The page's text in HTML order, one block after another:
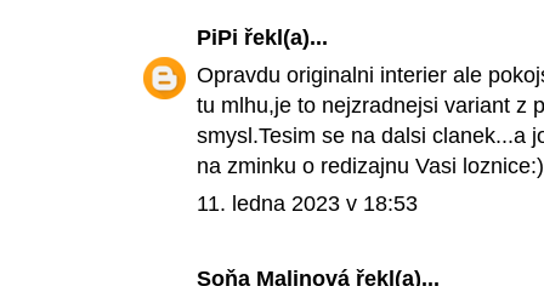
PiPi řekl(a)...
Opravdu originalni interier ale
tu mlhu,je to nejzradnejsi variant z
smysl.Tesim se na dalsi clanek...a
na zminku o redizajnu Vasi
11. ledna 2023 v 18:53
Soňa Malinová řekl(a)...